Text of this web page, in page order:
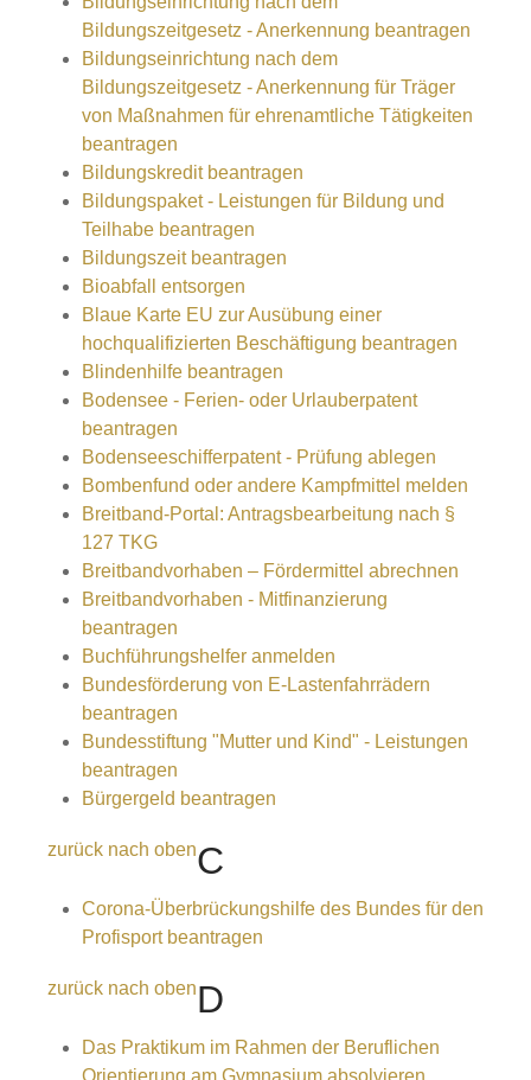
Bildungszeitgesetz - Anerkennung beantragen
Bildungseinrichtung nach dem
Bildungszeitgesetz - Anerkennung für Träger
von Maßnahmen für ehrenamtliche Tätigkeiten
beantragen
Bildungskredit beantragen
Bildungspaket - Leistungen für Bildung und
Teilhabe beantragen
Bildungszeit beantragen
Bioabfall entsorgen
Blaue Karte EU zur Ausübung einer
hochqualifizierten Beschäftigung beantragen
Blindenhilfe beantragen
Bodensee - Ferien- oder Urlauberpatent
beantragen
Bodenseeschifferpatent - Prüfung ablegen
Bombenfund oder andere Kampfmittel melden
Breitband-Portal: Antragsbearbeitung nach §
127 TKG
Breitbandvorhaben – Fördermittel abrechnen
Breitbandvorhaben - Mitfinanzierung
beantragen
Buchführungshelfer anmelden
Bundesförderung von E-Lastenfahrrädern
beantragen
Bundesstiftung "Mutter und Kind" - Leistungen
beantragen
Bürgergeld beantragen
zurück nach obenC
Corona-Überbrückungshilfe des Bundes für den
Profisport beantragen
zurück nach obenD
Das Praktikum im Rahmen der Beruflichen
Orientierung am Gymnasium absolvieren